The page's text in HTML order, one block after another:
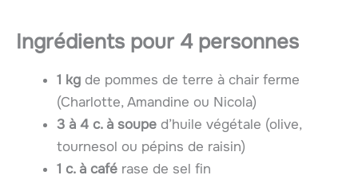
Ingrédients pour 4 personnes
1 kg de pommes de terre à chair ferme
(Charlotte, Amandine ou Nicola)
3 à 4 c. à soupe d’huile végétale (olive,
tournesol ou pépins de raisin)
1 c. à café rase de sel fin